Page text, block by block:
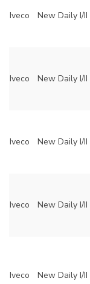
Iveco New Daily I/II
Iveco New Daily I/II
Iveco New Daily I/II
Iveco New Daily I/II
Iveco New Daily I/II